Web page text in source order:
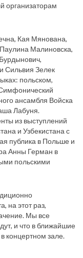
организаторам
Кая Мянована,
Малиновска,
Сильвия Зелек
польском,
ансамбля Войска
Лабуня.
из выступлений
и Узбекистана с
публика в Польше и
Анны Герман в
польскими
на этот раз,
Мы все
и что в ближайшие
концертном зале.